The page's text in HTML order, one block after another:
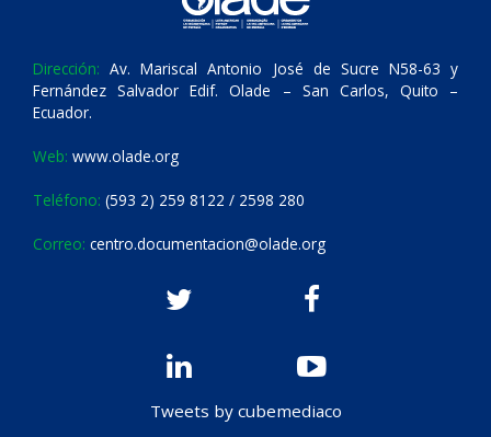
Dirección: Av. Mariscal Antonio José de Sucre N58-63 y
Fernández Salvador Edif. Olade – San Carlos, Quito –
Ecuador.
Web: www.olade.org
Teléfono: (593 2) 259 8122 / 2598 280
Correo: centro.documentacion@olade.org
Tweets by cubemediaco